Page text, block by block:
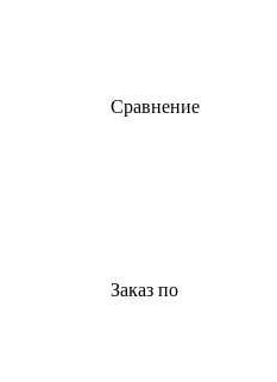
Сравнение
Заказ по